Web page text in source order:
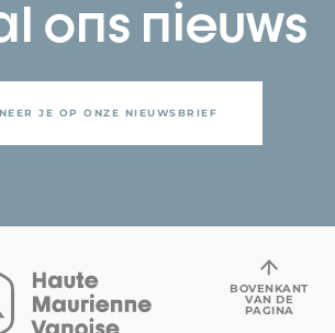
ons nieuws
JE OP ONZE NIEUWSBRIEF
BOVENKANT
VAN DE
PAGINA